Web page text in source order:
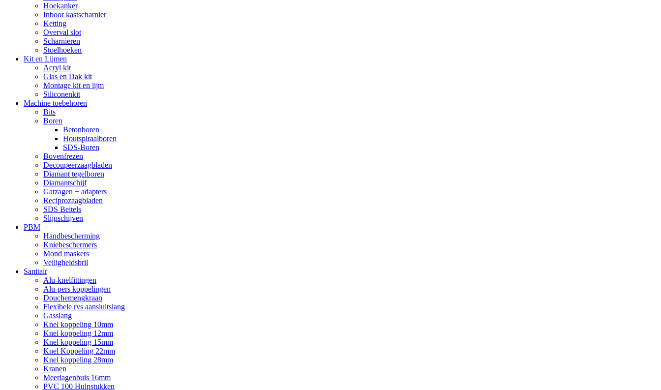
Hoekanker
Inboor kastscharnier
Ketting
Overval slot
Scharnieren
Stoelhoeken
Kit en Lijmen
Acryl kit
Glas en Dak kit
Montage kit en lijm
Siliconenkit
Machine toebehoren
Bits
Boren
Betonboren
Houtspiraalboren
SDS-Boren
Bovenfrezen
Decoupeerzaagbladen
Diamant tegelboren
Diamantschijf
Gatzagen + adapters
Reciprozaagbladen
SDS Beitels
Slijpschijven
PBM
Handbescherming
Kniebeschermers
Mond maskers
Veiligheidsbril
Sanitair
Alu-knelfittingen
Alu-pers koppelingen
Douchemengkraan
Flexibele rvs aansluitslang
Gasslang
Knel koppeling 10mm
Knel koppeling 12mm
Knel koppeling 15mm
Knel Koppeling 22mm
Knel koppeling 28mm
Kranen
Meerlagenbuis 16mm
PVC 100 Hulpstukken